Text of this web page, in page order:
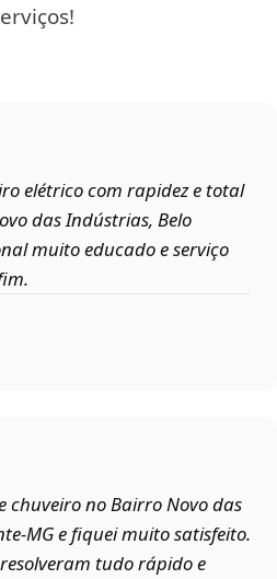
elétrico com rapidez e total
das Indústrias, Belo
muito educado e serviço
no Bairro Novo das
e fiquei muito satisfeito.
tudo rápido e